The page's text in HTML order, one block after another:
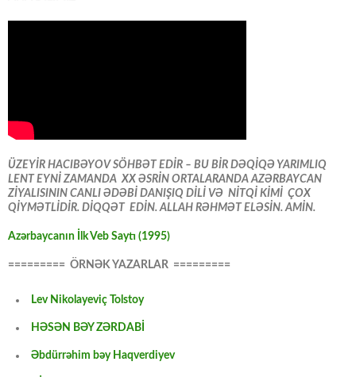
ÜZEYİR HACIBƏYOV SÖHBƏT EDİR – BU BİR DƏQİQƏ YARIMLIQ
LENT EYNİ ZAMANDA XX ƏSRİN ORTALARANDA AZƏRBAYCAN
ZİYALISININ CANLI ƏDƏBİ DANIŞIQ DİLİ VƏ NİTQİ KİMİ ÇOX
QİYMƏTLİDİR. DİQQƏT EDİN. ALLAH RƏHMƏT ELƏSİN. AMİN.
Azərbaycanın İlk Veb Saytı (1995)
========= ÖRNƏK YAZARLAR =========
Lev Nikolayeviç Tolstoy
HƏSƏN BƏY ZƏRDABİ
Əbdürrəhim bəy Haqverdiyev